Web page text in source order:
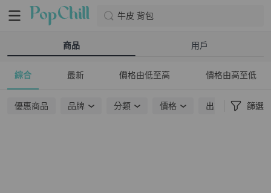
牛皮 背包
商品 用戶
綜合 最新 價格由低至高 價格由高至低
優惠商品 品牌 分類 價格 出貨地點 篩選